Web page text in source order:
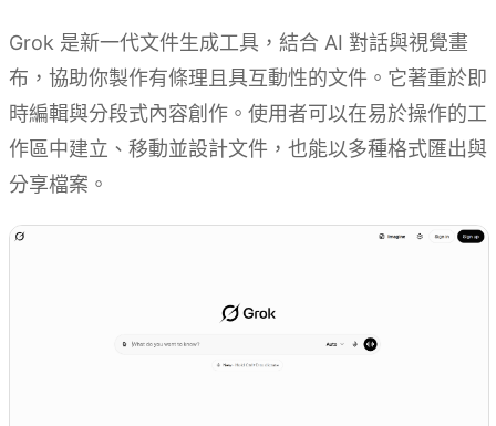
Grok 是新一代文件生成工具，結合 AI 對話與視覺畫
布，協助你製作有條理且具互動性的文件。它著重於即
時編輯與分段式內容創作。使用者可以在易於操作的工
作區中建立、移動並設計文件，也能以多種格式匯出與
分享檔案。